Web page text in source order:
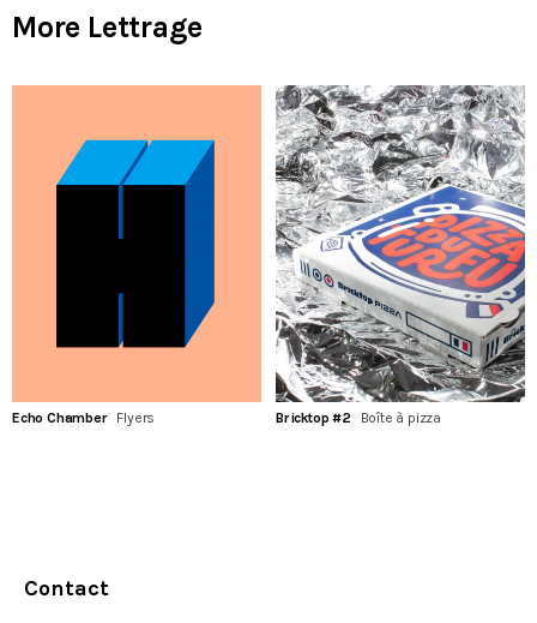
More Lettrage
Echo Chamber Flyers Bricktop #2 Boîte à pizza
Contact